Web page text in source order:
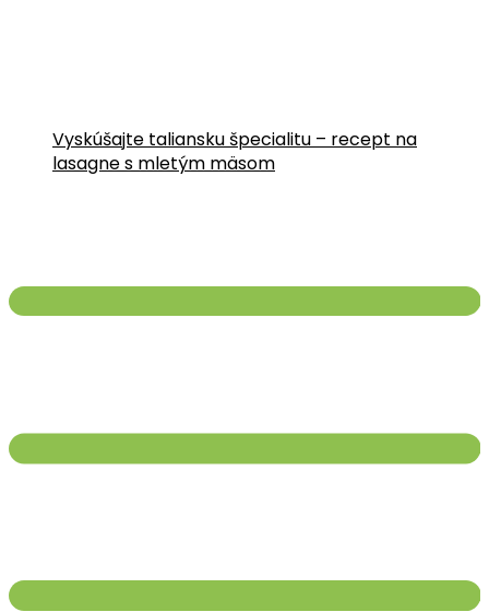
Vyskúšajte taliansku špecialitu – recept na
lasagne s mletým mäsom